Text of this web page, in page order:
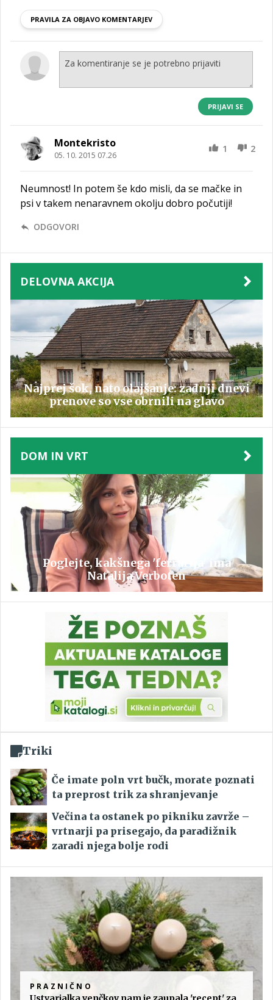
PRAVILA ZA OBJAVO KOMENTARJEV
PRIJAVI SE
Montekristo
05. 10. 2015 07.26
1 2
Neumnost! In potem še kdo misli, da se mačke in
psi v takem nenaravnem okolju dobro počutiji!
ODGOVORI
DELOVNA AKCIJA
Najprej šok, nato olajšanje: zadnji dnevi
prenove so vse obrnili na glavo
DOM IN VRT
Poglejte, kakšnega 'ferrarija' ima
Natalija Verboten
Triki
Če imate poln vrt bučk, morate poznati
ta preprost trik za shranjevanje
Večina ta ostanek po pikniku zavrže –
vrtnarji pa prisegajo, da paradižnik
zaradi njega bolje rodi
PRAZNIČNO